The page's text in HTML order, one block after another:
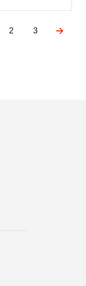
2 3